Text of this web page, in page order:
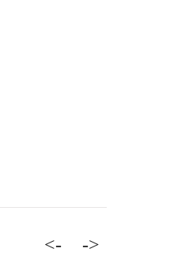
<- ->